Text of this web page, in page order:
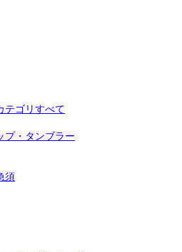
テゴリすべて
プ・タンブラー
須